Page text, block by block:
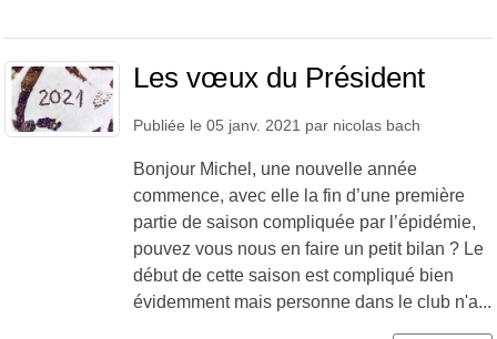
Les vœux du Président
Publiée le 05 janv. 2021 par nicolas bach
Bonjour Michel, une nouvelle année
commence, avec elle la fin d’une première
partie de saison compliquée par l’épidémie,
pouvez vous nous en faire un petit bilan ? Le
début de cette saison est compliqué bien
évidemment mais personne dans le club n'a...